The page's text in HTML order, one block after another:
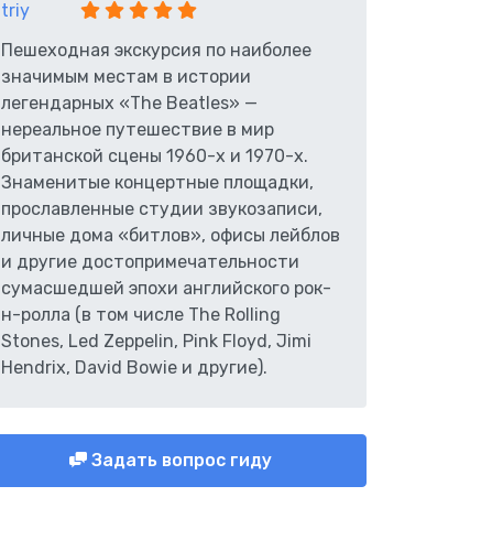
Пешеходная экскурсия по наиболее
значимым местам в истории
легендарных «The Beatles» —
нереальное путешествие в мир
британской сцены 1960-х и 1970-х.
Знаменитые концертные площадки,
прославленные студии звукозаписи,
личные дома «битлов», офисы лейблов
и другие достопримечательности
сумасшедшей эпохи английского рок-
н-ролла (в том числе The Rolling
Stones, Led Zeppelin, Pink Floyd, Jimi
Hendrix, David Bowie и другие).
Задать вопрос гиду